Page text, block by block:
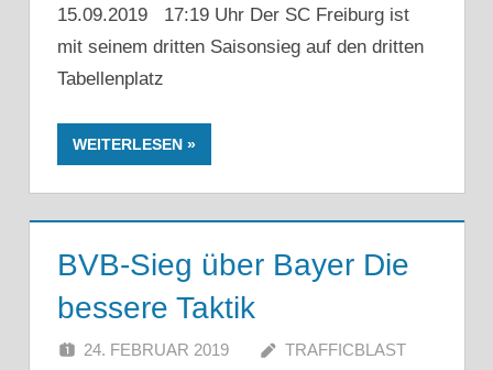
15.09.2019 17:19 Uhr Der SC Freiburg ist
mit seinem dritten Saisonsieg auf den dritten
Tabellenplatz
WEITERLESEN
BVB-Sieg über Bayer Die
bessere Taktik
24. FEBRUAR 2019 TRAFFICBLAST